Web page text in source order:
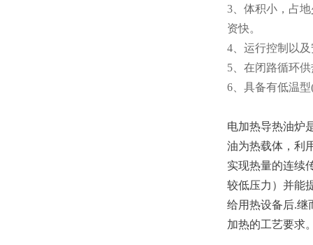
3、体积小，占
资快。
4、运行控制以
5、在闭路循环
6、具备有低温
电加热导热油炉
油为热载体，利
实现热量的连续
较低压力）并能
给用热设备后.继
加热的工艺要求